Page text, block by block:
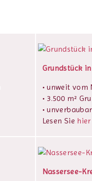
Grundstück
• unweit vom
• 3.500 m²
•
Lesen Sie hier
Nassersee-